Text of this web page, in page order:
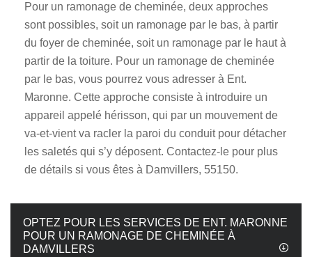
Pour un ramonage de cheminée, deux approches
sont possibles, soit un ramonage par le bas, à partir
du foyer de cheminée, soit un ramonage par le haut à
partir de la toiture. Pour un ramonage de cheminée
par le bas, vous pourrez vous adresser à Ent.
Maronne. Cette approche consiste à introduire un
appareil appelé hérisson, qui par un mouvement de
va-et-vient va racler la paroi du conduit pour détacher
les saletés qui s’y déposent. Contactez-le pour plus
de détails si vous êtes à Damvillers, 55150.
OPTEZ POUR LES SERVICES DE ENT. MARONNE
POUR UN RAMONAGE DE CHEMINÉE À
DAMVILLERS